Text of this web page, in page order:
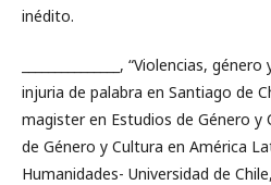
inédito.
_______________, “Violencias,
injuria de palabra en Santiago de
magister en Estudios de Género y
de Género y Cultura en América
Humanidades- Universidad de